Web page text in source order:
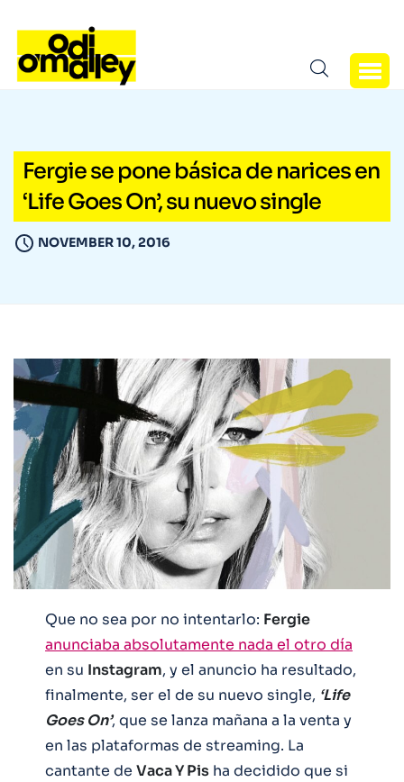
Fergie se pone básica de narices en
‘Life Goes On’, su nuevo single
NOVEMBER 10, 2016
Que no sea por no intentarlo: Fergie
anunciaba absolutamente nada el otro día
en su Instagram, y el anuncio ha resultado,
finalmente, ser el de su nuevo single, ‘Life
Goes On’, que se lanza mañana a la venta y
en las plataformas de streaming. La
cantante de Vaca Y Pis ha decidido que si